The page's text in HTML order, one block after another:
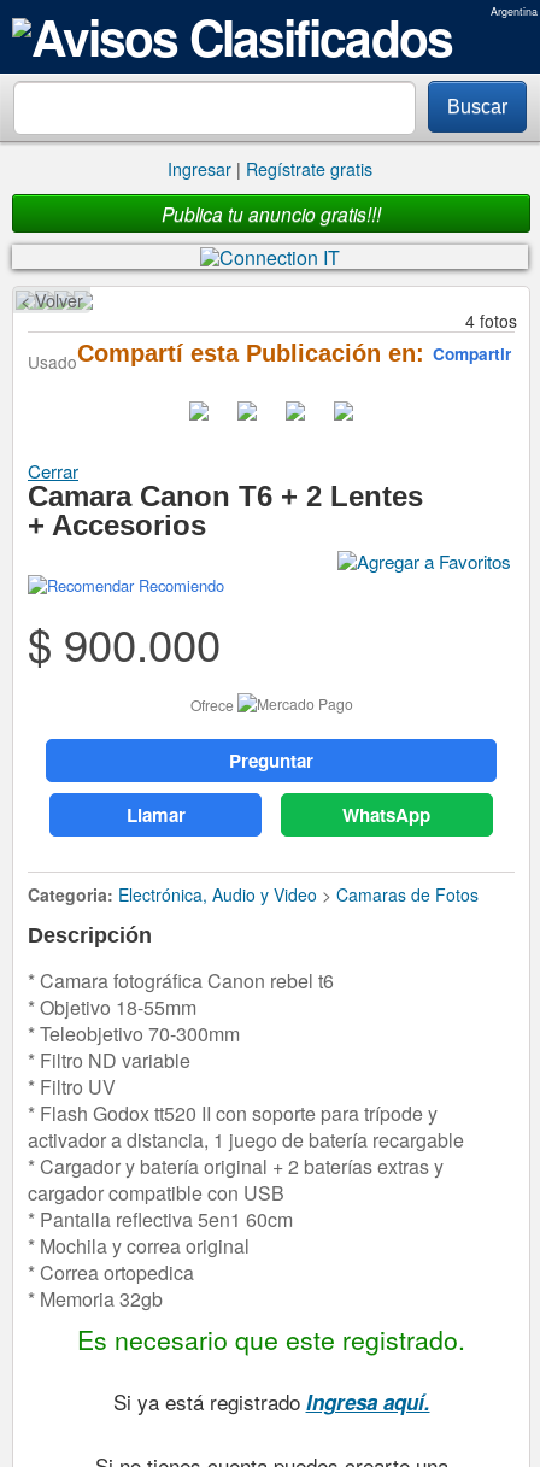
Argentina
Buscar
Ingresar | Regístrate gratis
Publica tu anuncio gratis!!!
< Volver
4 fotos
Usado
Compartir
Compartí esta Publicación en:
Cerrar
Camara Canon T6 + 2 Lentes
+ Accesorios
Recomiendo
$ 900.000
Ofrece
Preguntar
Llamar WhatsApp
Categoria: Electrónica, Audio y Video > Camaras de Fotos
Descripción
* Camara fotográfica Canon rebel t6
* Objetivo 18-55mm
* Teleobjetivo 70-300mm
* Filtro ND variable
* Filtro UV
* Flash Godox tt520 II con soporte para trípode y
activador a distancia, 1 juego de batería recargable
* Cargador y batería original + 2 baterías extras y
cargador compatible con USB
* Pantalla reflectiva 5en1 60cm
* Mochila y correa original
* Correa ortopedica
* Memoria 32gb
Es necesario que este registrado.
Si ya está registrado Ingresa aquí.